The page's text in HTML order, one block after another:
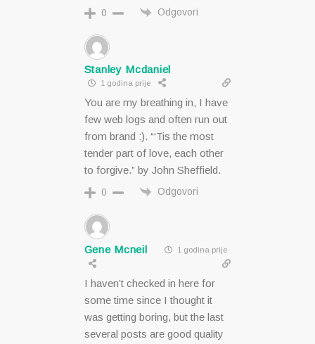
0 Odgovori
Stanley Mcdaniel
1 godina prije
You are my breathing in, I have
few web logs and often run out
from brand :). “‘Tis the most
tender part of love, each other
to forgive.” by John Sheffield.
0 Odgovori
Gene Mcneil 1 godina prije
I haven’t checked in here for
some time since I thought it
was getting boring, but the last
several posts are good quality